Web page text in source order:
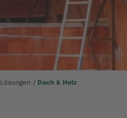
Lösungen Dach & Holz